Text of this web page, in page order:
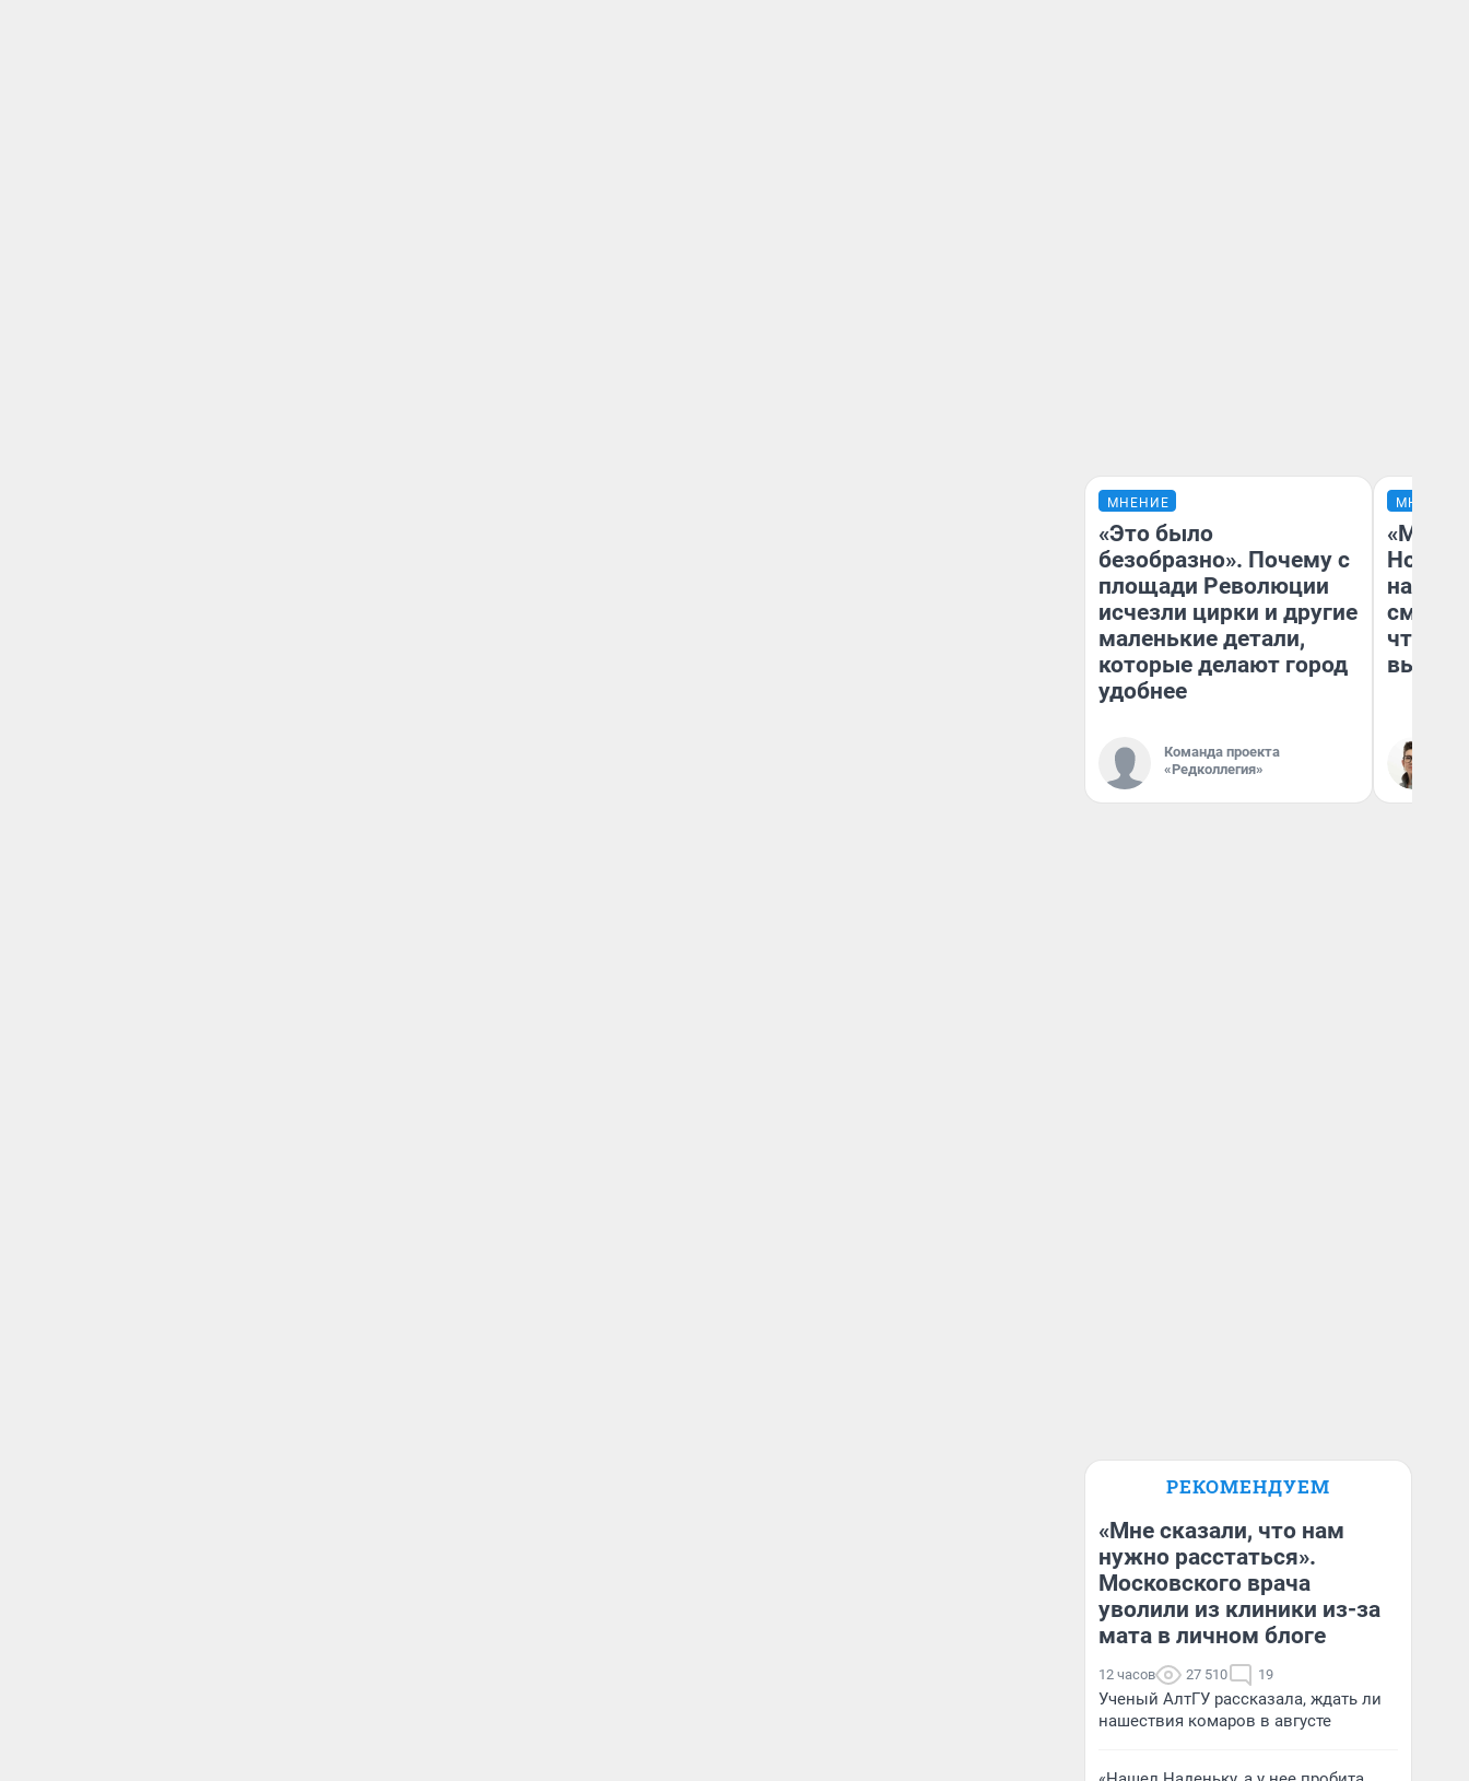
МНЕНИЕ
«Это было
безобразно». Почему с
площади Революции
исчезли цирки и другие
маленькие детали,
которые делают город
удобнее
Команда проекта
«Редколлегия»
МНЕНИЕ
«Мы
чтобы
РЕКОМЕНДУЕМ
«Мне сказали, что нам
нужно расстаться».
Московского врача
уволили из клиники из-за
мата в личном блоге
12 часов 27 510 19
Ученый АлтГУ рассказала, ждать ли
нашествия комаров в августе